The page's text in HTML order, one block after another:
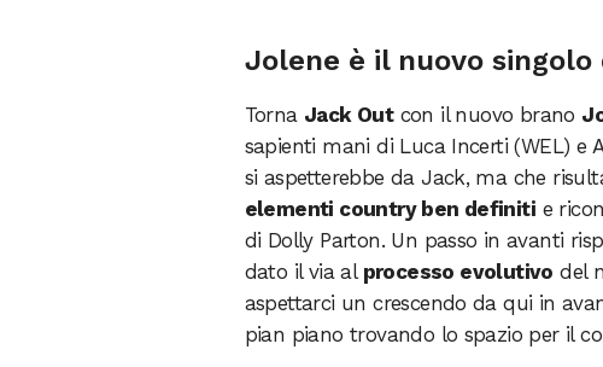
Jolene è il nuovo
Torna Jack Outcon il nuovo brano
sapienti mani di Luca Incerti (WEL) e
si aspetterebbe da Jack, ma che
elementi country ben definiti e
di Dolly Parton. Un passo in avanti
dato il via al processo evolutivo del
aspettarci un crescendo da qui in
pian piano trovando lo spazio per il